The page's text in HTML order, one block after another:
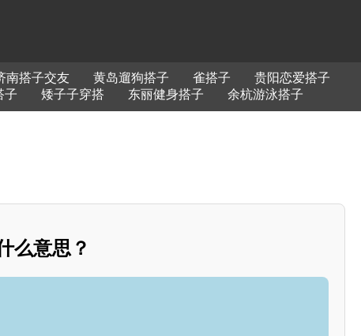
南搭子交友 黄岛遛狗搭子 雀搭子
贵阳恋爱搭子
子 矮子子穿搭 东丽健身搭子 余杭游泳搭子
么意思？